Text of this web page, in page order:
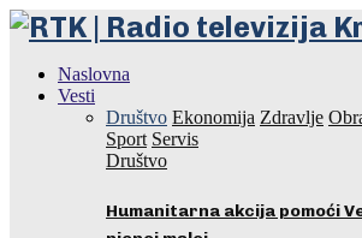
Naslovna
Vesti
Društvo Ekonomija Zdravlje
Sport Servis
Društvo
Humanitarna akcija pomoći